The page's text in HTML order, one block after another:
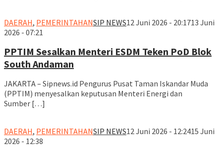
DAERAH, PEMERINTAHANSIP NEWS12 Juni 2026 - 20:1713 Juni
2026 - 07:21
PPTIM Sesalkan Menteri ESDM Teken PoD Blok
South Andaman
JAKARTA – Sipnews.id Pengurus Pusat Taman Iskandar Muda
(PPTIM) menyesalkan keputusan Menteri Energi dan
Sumber […]
DAERAH, PEMERINTAHANSIP NEWS12 Juni 2026 - 12:2415 Juni
2026 - 12:38